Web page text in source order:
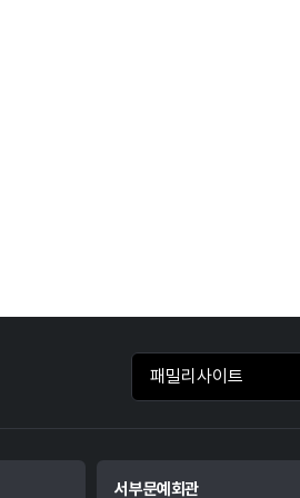
패밀리사이트 바로가기
서부문예회관